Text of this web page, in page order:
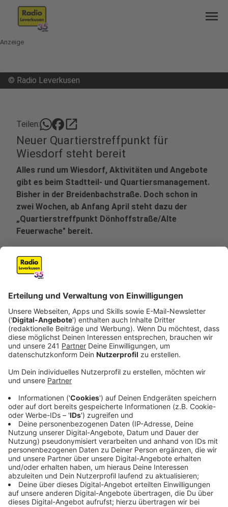
menu
Anzeige
© Radio Leverkusen
Teilen: open_in_new
Neuer Quartierstreffpunkt für
Wiesdorf steht bereit
Alles rund um Wiesdorf, Aktivitäten und Angebote
gibt es beim Stadtteil- und Quartiersmanagement.
Bisher in der Breidenbachstraße. Doch schon in
zwei Wochen, ab Anfang April steht dazu der
„Quartierstreffpunkt Dönhoffstraße/Alte
Feuerwache" bereit.
Arbeitsgespräche und Aktionstage
Anzeige
Bis das Quartiersmanagement die Räume bezieht,
müssen die Angebote der Frühen Hilfe allerdings
pausieren. Auch ab April empfiehlt die
Stadtverwaltung, vor einem Gespräch anzurufen, um
sicherzugehen, dass die Beratung stattfinden kann, da
noch nicht alle Räume bezugsfertig sind. Abgesehen
von Beratungsangeboten soll das denkmalgeschützte
Gebäude zukünftig auch für Arbeitsgespräche mit der
Stadtverwaltung genutzt werden. Aber auch
Öffentlichkeitsbeteiligung und Aktionstage im
Rahmen der Stadtteilentwicklung sollen ihren Platz
finden.